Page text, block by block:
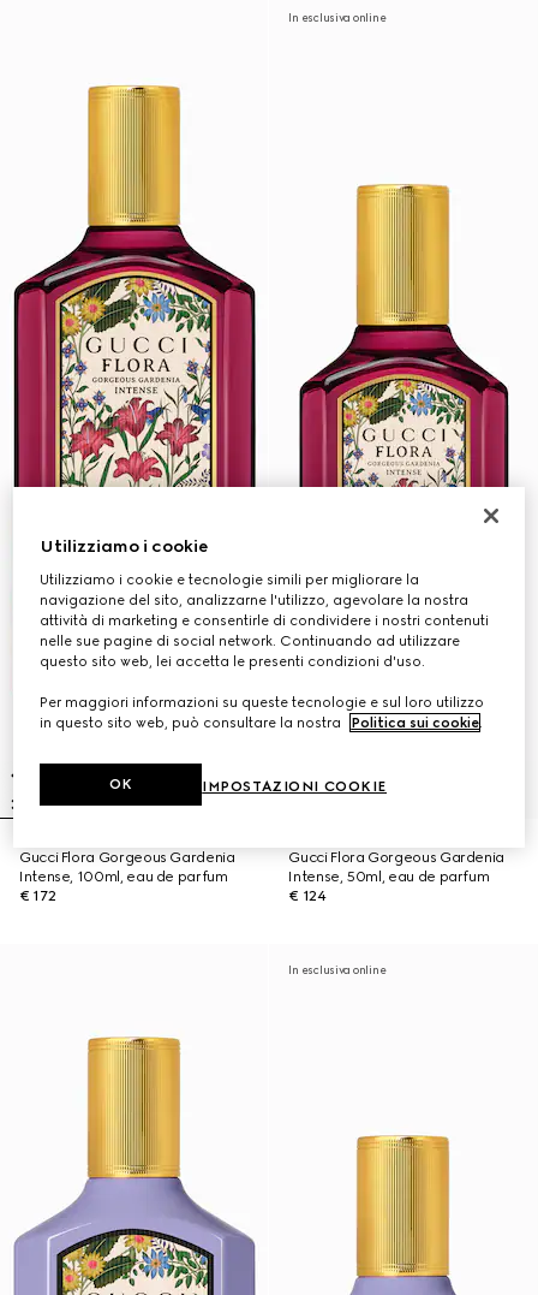
Gucci Flora Gorgeous Gardenia
Intense, 100ml, eau de parfum
€ 172
In esclusiva online
Gucci Flora Gorgeous Gardenia
Intense, 50ml, eau de parfum
€ 124
In esclusiva online
Utilizziamo i cookie
Utilizziamo i cookie e tecnologie simili per migliorare la
navigazione del sito, analizzarne l'utilizzo, agevolare la nostra
attività di marketing e consentirle di condividere i nostri contenuti
nelle sue pagine di social network. Continuando ad utilizzare
questo sito web, lei accetta le presenti condizioni d'uso.
Per maggiori informazioni su queste tecnologie e sul loro utilizzo
in questo sito web, può consultare la nostra
Politica sui cookie.
IMPOSTAZIONI COOKIE
OK